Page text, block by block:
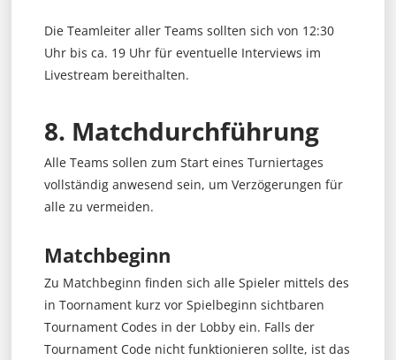
Die Teamleiter aller Teams sollten sich von 12:30
Uhr bis ca. 19 Uhr für eventuelle Interviews im
Livestream bereithalten.
8. Matchdurchführung
Alle Teams sollen zum Start eines Turniertages
vollständig anwesend sein, um Verzögerungen für
alle zu vermeiden.
Matchbeginn
Zu Matchbeginn finden sich alle Spieler mittels des
in Toornament kurz vor Spielbeginn sichtbaren
Tournament Codes in der Lobby ein. Falls der
Tournament Code nicht funktionieren sollte, ist das